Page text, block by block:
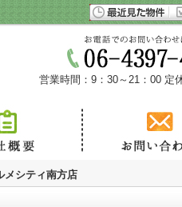
営業時間：9：30～21：00 定
メシティ南方店